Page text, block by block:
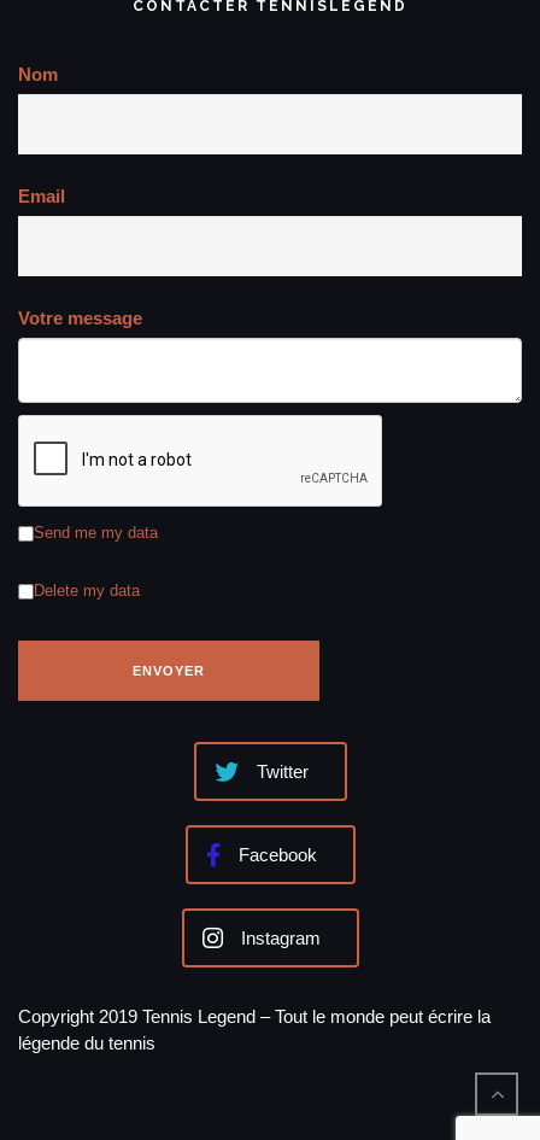
CONTACTER TENNISLEGEND
Nom
Email
Votre message
Send me my data
Delete my data
Twitter
Facebook
Instagram
Copyright 2019 Tennis Legend – Tout le monde peut écrire la
légende du tennis